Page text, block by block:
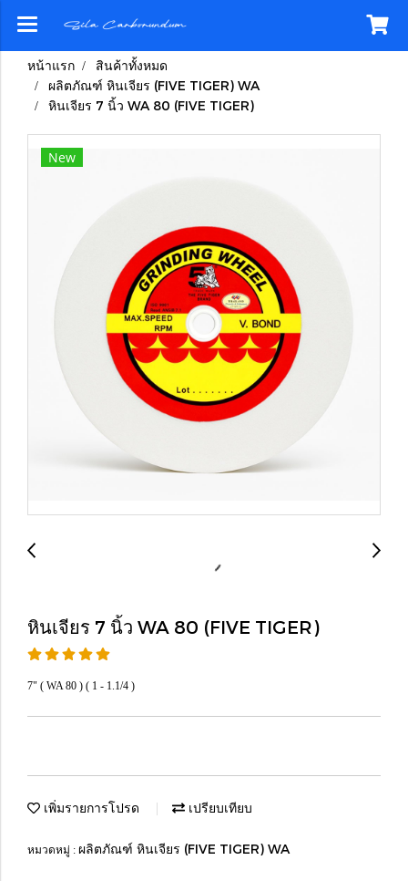
หน้าแรก
สินค้าทั้งหมด
ผลิตภัณฑ์ หินเจียร (FIVE TIGER) WA
หินเจียร 7 นิ้ว WA 80 (FIVE TIGER)
New
หินเจียร 7 นิ้ว WA 80 (FIVE TIGER)
7" ( WA 80 ) ( 1 - 1.1/4 )
เพิ่มรายการโปรด เปรียบเทียบ
หมวดหมู่ : ผลิตภัณฑ์ หินเจียร (FIVE TIGER) WA